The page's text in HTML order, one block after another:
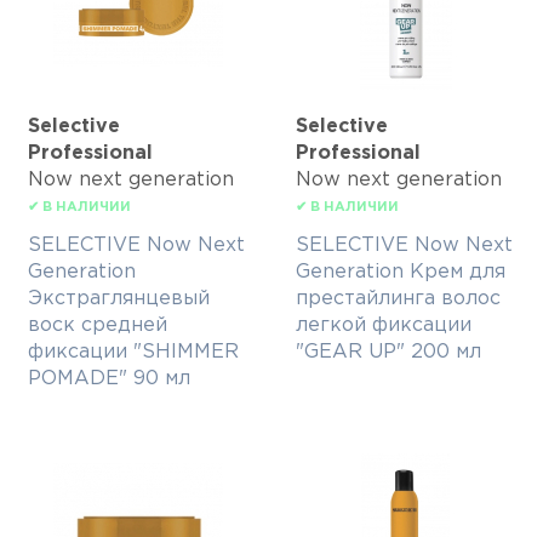
Selective
Professional
Now next generation
✔ В НАЛИЧИИ
SELECTIVE Now Next
Generation
Экстраглянцевый
воск средней
фиксации "SHIMMER
POMADE" 90 мл
Selective
Professional
Now next generation
✔ В НАЛИЧИИ
SELECTIVE Now Next
Generation Крем для
престайлинга волос
легкой фиксации
"GEAR UP" 200 мл